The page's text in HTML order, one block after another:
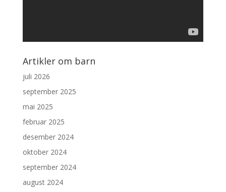
Artikler om barn
juli 2026
september 2025
mai 2025
februar 2025
desember 2024
oktober 2024
september 2024
august 2024